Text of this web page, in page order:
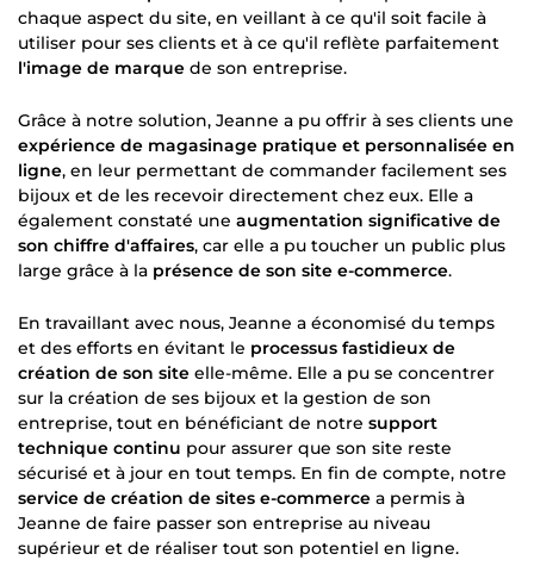
chaque aspect du site, en veillant à ce qu'il soit facile à
utiliser pour ses clients et à ce qu'il reflète parfaitement
l'image de marque de son entreprise.
Grâce à notre solution, Jeanne a pu offrir à ses clients une
expérience de magasinage pratique et personnalisée en
ligne, en leur permettant de commander facilement ses
bijoux et de les recevoir directement chez eux. Elle a
également constaté une augmentation significative de
son chiffre d'affaires, car elle a pu toucher un public plus
large grâce à la présence de son site e-commerce.
En travaillant avec nous, Jeanne a économisé du temps
et des efforts en évitant le processus fastidieux de
création de son site elle-même. Elle a pu se concentrer
sur la création de ses bijoux et la gestion de son
entreprise, tout en bénéficiant de notre support
technique continu pour assurer que son site reste
sécurisé et à jour en tout temps. En fin de compte, notre
service de création de sites e-commerce a permis à
Jeanne de faire passer son entreprise au niveau
supérieur et de réaliser tout son potentiel en ligne.